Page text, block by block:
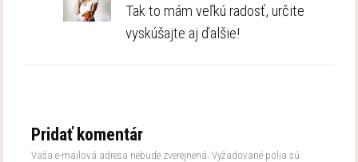
Tak to mám veľkú radosť, určite
vyskúšajte aj ďalšie!
Pridať komentár
Vaša e-mailová adresa nebude zverejnená. Vyžadované polia sú